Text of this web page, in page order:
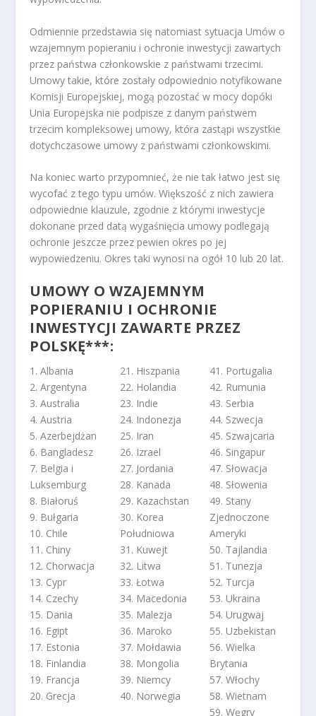
Odmiennie przedstawia się natomiast sytuacja Umów o
wzajemnym popieraniu i ochronie inwestycji zawartych
przez państwa członkowskie z państwami trzecimi.
Umowy takie, które zostały odpowiednio notyfikowane
Komisji Europejskiej, mogą pozostać w mocy dopóki
Unia Europejska nie podpisze z danym państwem
trzecim kompleksowej umowy, która zastąpi wszystkie
dotychczasowe umowy z państwami członkowskimi.
Na koniec warto przypomnieć, że nie tak łatwo jest się
wycofać z tego typu umów. Większość z nich zawiera
odpowiednie klauzule, zgodnie z którymi inwestycje
dokonane przed datą wygaśnięcia umowy podlegają
ochronie jeszcze przez pewien okres po jej
wypowiedzeniu. Okres taki wynosi na ogół 10 lub 20 lat.
UMOWY O WZAJEMNYM
POPIERANIU I OCHRONIE
INWESTYCJI ZAWARTE PRZEZ
POLSKĘ***:
1. Albania
2. Argentyna
3. Australia
4. Austria
5. Azerbejdżan
6. Bangladesz
7. Belgia i
Luksemburg
8. Białoruś
9. Bułgaria
10. Chile
11. Chiny
12. Chorwacja
13. Cypr
14. Czechy
15. Dania
16. Egipt
17. Estonia
18. Finlandia
19. Francja
20. Grecja
21. Hiszpania
22. Holandia
23. Indie
24. Indonezja
25. Iran
26. Izrael
27. Jordania
28. Kanada
29. Kazachstan
30. Korea
Południowa
31. Kuwejt
32. Litwa
33. Łotwa
34. Macedonia
35. Malezja
36. Maroko
37. Mołdawia
38. Mongolia
39. Niemcy
40. Norwegia
41. Portugalia
42. Rumunia
43. Serbia
44. Szwecja
45. Szwajcaria
46. Singapur
47. Słowacja
48. Słowenia
49. Stany
Zjednoczone
Ameryki
50. Tajlandia
51. Tunezja
52. Turcja
53. Ukraina
54. Urugwaj
55. Uzbekistan
56. Wielka
Brytania
57. Włochy
58. Wietnam
59. Węgry